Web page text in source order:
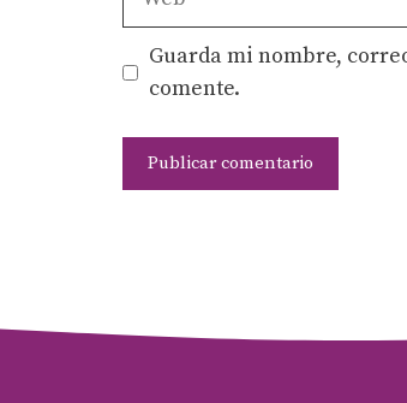
Guarda mi nombre,
comente.